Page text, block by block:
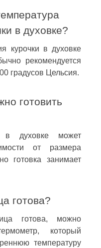
в духовке?
курочки в духовке
рекомендуется
градусов Цельсия.
готовить
в духовке может
от размера
готовка занимает
готова?
готова, можно
который
температуру